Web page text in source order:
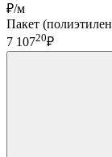
₽/м
Пакет
7 10720₽